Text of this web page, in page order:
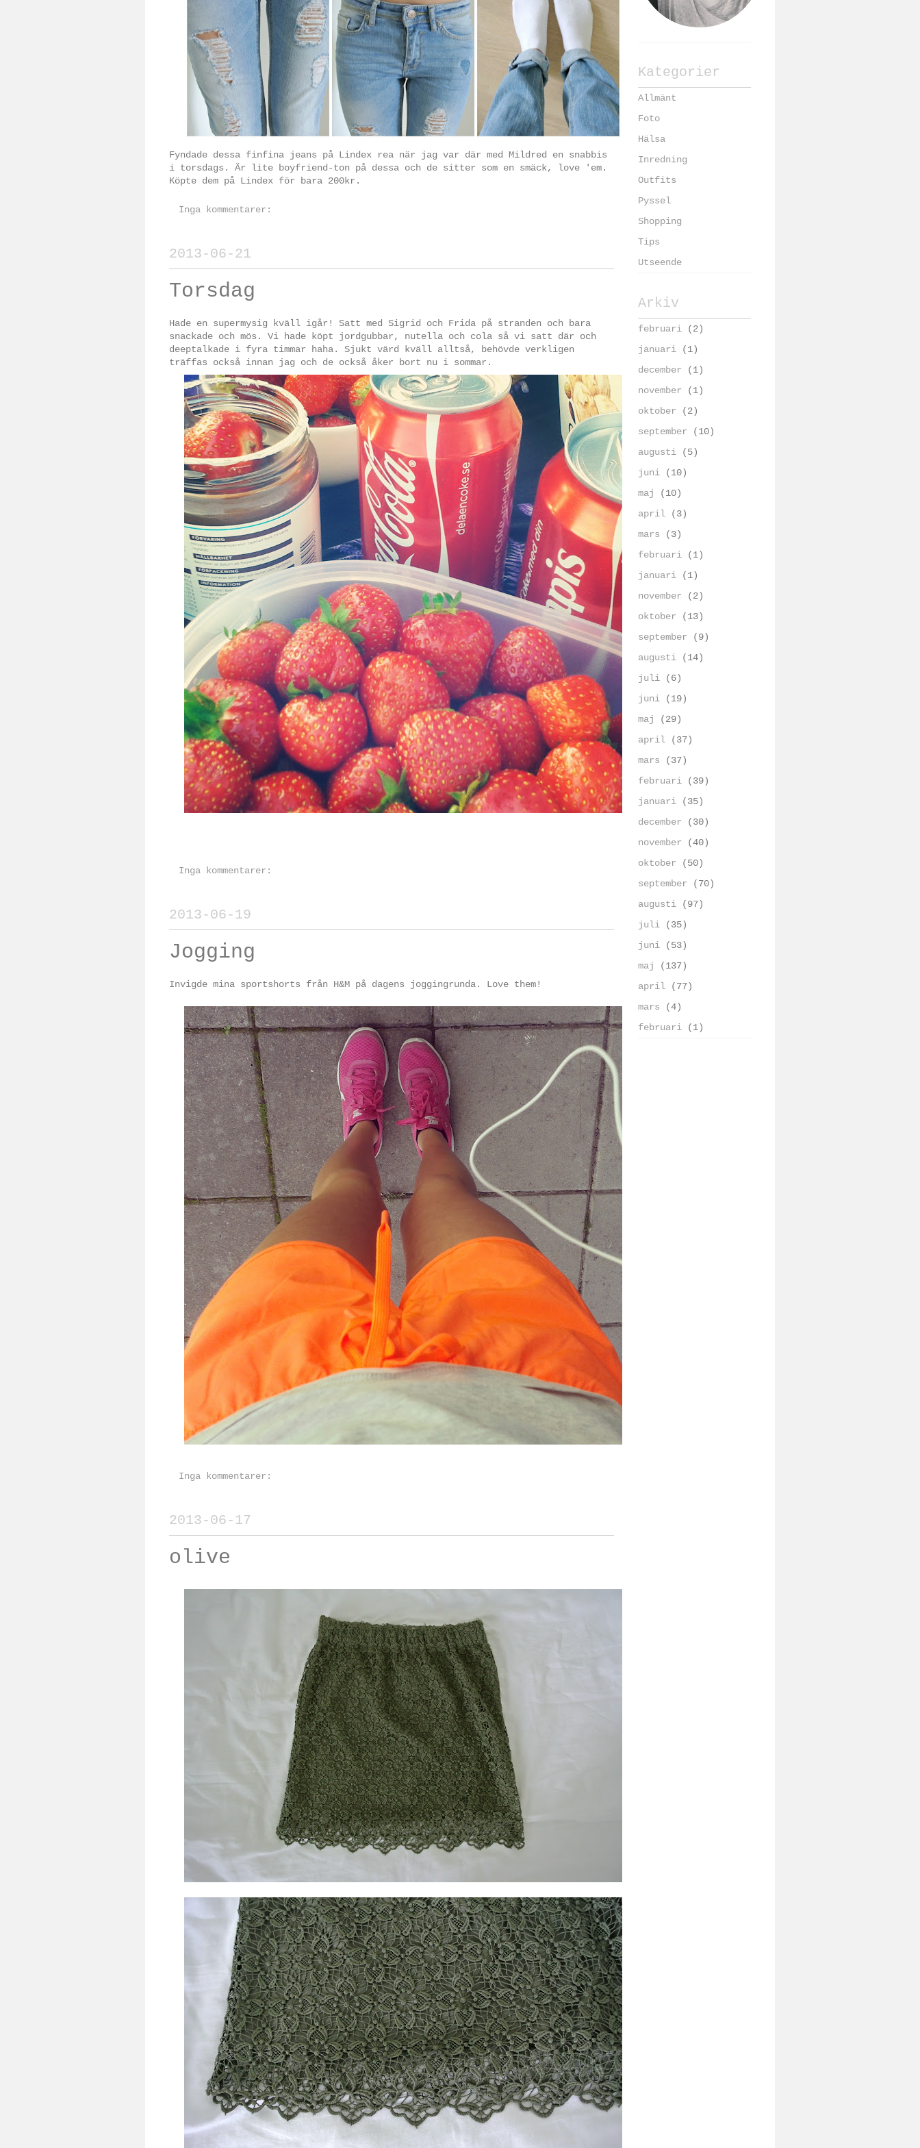
Fyndade dessa finfina jeans på Lindex rea när jag var där med Mildred en snabbis
i torsdags. Är lite boyfriend-ton på dessa och de sitter som en smäck, love 'em.
Köpte dem på Lindex för bara 200kr.
Inga kommentarer:
2013-06-21
Torsdag
Hade en supermysig kväll igår! Satt med Sigrid och Frida på stranden och bara
snackade och mös. Vi hade köpt jordgubbar, nutella och cola så vi satt där och
deeptalkade i fyra timmar haha. Sjukt värd kväll alltså, behövde verkligen
träffas också innan jag och de också åker bort nu i sommar.
Inga kommentarer:
2013-06-19
Jogging
Invigde mina sportshorts från H&M på dagens joggingrunda. Love them!
Inga kommentarer:
2013-06-17
olive
Kategorier
Allmänt
Foto
Hälsa
Inredning
Outfits
Pyssel
Shopping
Tips
Utseende
Arkiv
februari (2)
januari (1)
december (1)
november (1)
oktober (2)
september (10)
augusti (5)
juni (10)
maj
(10)
april (3)
mars (3)
februari (1)
januari (1)
november (2)
oktober (13)
september (9)
augusti (14)
juli (6)
juni (19)
maj
(29)
april (37)
mars (37)
februari (39)
januari (35)
december (30)
november (40)
oktober (50)
september (70)
augusti (97)
juli (35)
juni (53)
maj
(137)
april (77)
mars (4)
februari (1)